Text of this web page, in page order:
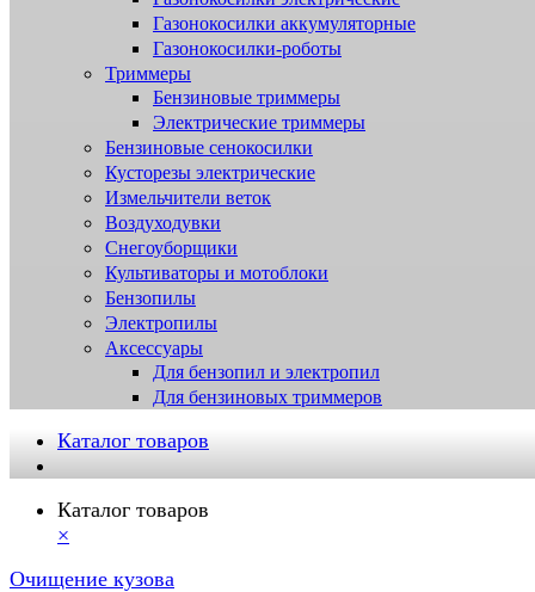
Газонокосилки аккумуляторные
Газонокосилки-роботы
Триммеры
Бензиновые триммеры
Электрические триммеры
Бензиновые сенокосилки
Кусторезы электрические
Измельчители веток
Воздуходувки
Снегоуборщики
Культиваторы и мотоблоки
Бензопилы
Электропилы
Аксессуары
Для бензопил и электропил
Для бензиновых триммеров
Каталог товаров
Каталог товаров
×
Очищение кузова